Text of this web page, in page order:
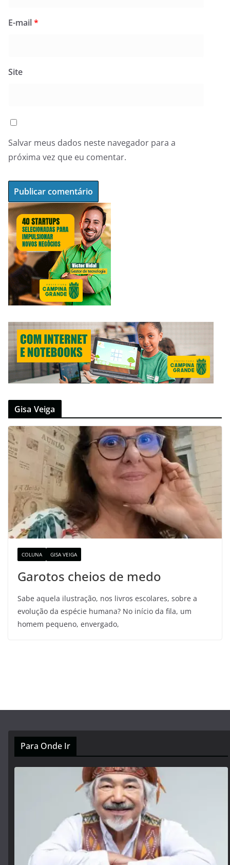
E-mail*
Site
Salvar meus dados neste navegador para a
próxima vez que eu comentar.
Gisa Veiga
COLUNA GISA VEIGA
Garotos cheios de medo
Sabe aquela ilustração, nos livros escolares, sobre a
evolução da espécie humana? No início da fila, um
homem pequeno, envergado,
Para Onde Ir